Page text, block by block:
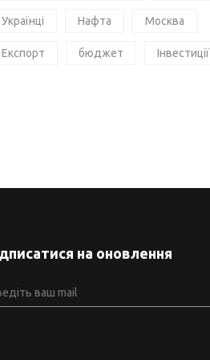
Українці Нафта Москва
Експорт бюджет Інвестиції
на оновлення